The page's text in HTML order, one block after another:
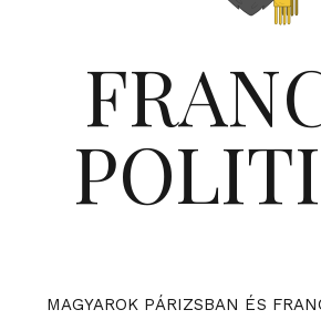
MAGYAROK PÁRIZSBAN ÉS